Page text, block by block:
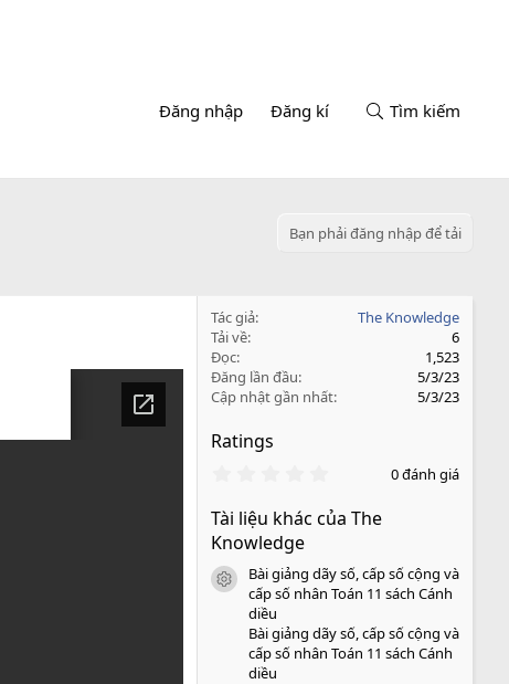
Đăng nhập Đăng kí Tìm kiếm
Bạn phải đăng nhập để tải
Tác giả
The Knowledge
Tải về
6
Đọc
1,523
Đăng lần đầu
5/3/23
Cập nhật gần nhất
5/3/23
Ratings
0
0
o
0 đánh giá
Tài liệu khác của The
Knowledge
icon tài liệu
Bài giảng dãy số, cấp số cộng và
cấp số nhân Toán 11 sách Cánh
diều
Bài giảng dãy số, cấp số cộng và
cấp số nhân Toán 11 sách Cánh
diều